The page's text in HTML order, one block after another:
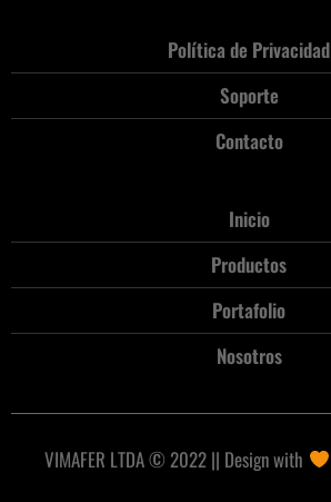
Política de Privacidad
Soporte
Contacto
Inicio
Productos
Portafolio
Nosotros
VIMAFER LTDA © 2022 || Design with